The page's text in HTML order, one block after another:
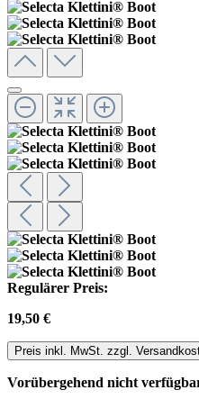
Regulärer Preis:
19,50 €
Preis inkl. MwSt. zzgl.
Vorübergehend nicht